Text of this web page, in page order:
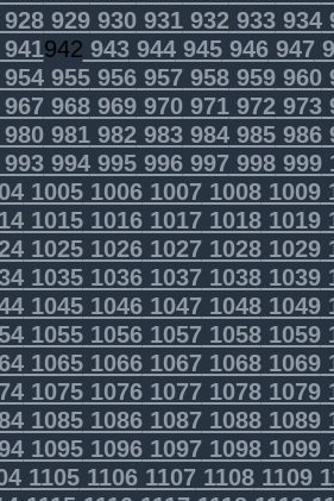
929930931932933934
942 943944945946947
955956957958959960
968969970971972973
981982983984985986
994995996997998999
10051006100710081009
10151016101710181019
10251026102710281029
10351036103710381039
10451046104710481049
10551056105710581059
10651066106710681069
10751076107710781079
10851086108710881089
10951096109710981099
11051106110711081109